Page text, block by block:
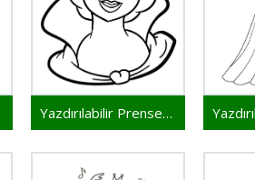
Yazdırılabilir Prenses Bedava